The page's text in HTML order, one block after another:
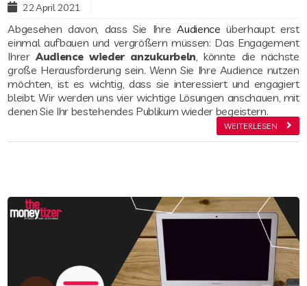
22 April 2021
Abgesehen davon, dass Sie IhreAudience überhaupt erst
einmal aufbauen und vergrößern müssen: Das Engagement
IhrerAudience wieder anzukurbeln , könnte die nächste
große Herausforderung sein. Wenn Sie Ihre Audience nutzen
möchten, ist es wichtig, dass sie interessiert und engagiert
bleibt. Wir werden uns vier wichtige Lösungen anschauen, mit
denen Sie Ihr bestehendes Publikum wieder begeistern.
WEITERLESEN